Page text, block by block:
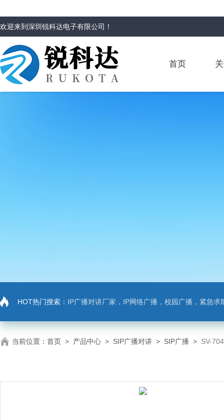
欢迎来到深圳锐科达电子有限公司 ！
首页
HOT热门搜索： IP广播对讲厂家，IP网络广播，校园广播，紧急求助，IP广播对讲系
当前位置： 首页 > 产品中心 > SIP广播对讲 > SIP广播 > SV-